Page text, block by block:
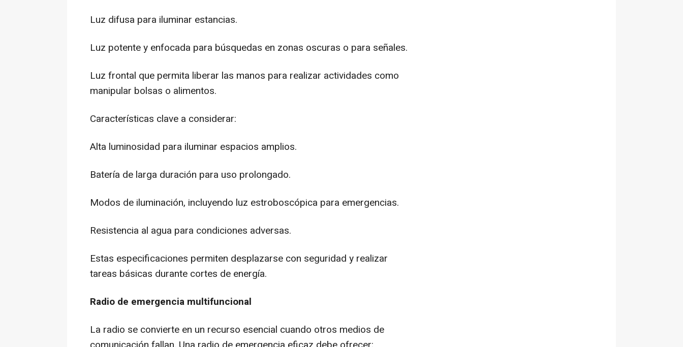
Luz difusa para iluminar estancias.
Luz potente y enfocada para búsquedas en zonas oscuras o para señales.
Luz frontal que permita liberar las manos para realizar actividades como
manipular bolsas o alimentos.
Características clave a considerar:
Alta luminosidad para iluminar espacios amplios.
Batería de larga duración para uso prolongado.
Modos de iluminación, incluyendo luz estroboscópica para emergencias.
Resistencia al agua para condiciones adversas.
Estas especificaciones permiten desplazarse con seguridad y realizar
tareas básicas durante cortes de energía.
Radio de emergencia multifuncional
La radio se convierte en un recurso esencial cuando otros medios de